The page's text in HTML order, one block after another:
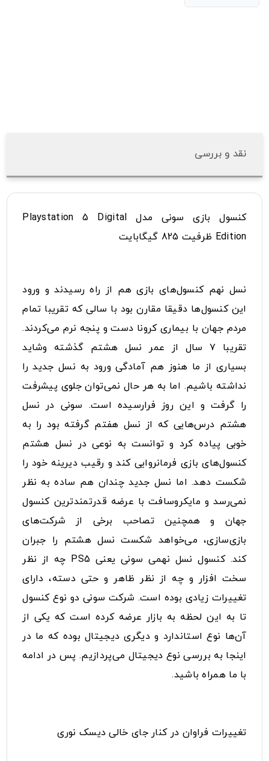
نقد و بررسی
کنسول بازی سونی مدل Playstation 5 Digital
Edition ظرفیت 825 گیگابایت
نسل نهم کنسول‌های بازی هم از راه رسیدند و ورود
این کنسول‌ها دقیقا مقارن بود با سالی که تقریبا تمام
مردم جهان با بیماری کرونا دست و پنجه نرم می‌کردند.
تقریبا ۷ سال از عمر نسل هشتم گذشته وشاید
بسیاری از ما هنوز هم آمادگی ورود به نسل جدید را
نداشته باشیم. اما به هر حال نمی‌توان جلوی پیشرفت
را گرفت و این روز فرارسیده است. سونی در نسل
هشتم درس‌هایی که از نسل هفتم گرفته بود را به
خوبی پیاده کرد و توانست به نوعی در نسل هشتم
کنسول‌های بازی فرمانروایی کند و رقیب دیرینه خود را
شکست دهد. اما نسل جدید چندان هم ساده به نظر
نمی‌رسد و مایکروسافت با عرضه قدرتمندترین کنسول
جهان و همچنین تصاحب برخی از شرکت‌های
بازی‌سازی، می‌خواهد شکست نسل هشتم را جبران
کند. کنسول نسل نهمی سونی یعنی PS5 چه از نظر
سخت افزار و چه از نظر ظاهر و حتی دسته، دارای
تغییرات زیادی بوده است. شرکت سونی دو نوع کنسول
تا به این لحظه به بازار عرضه کرده است که یکی از
آن‌ها نوع استاندارد و دیگری دیجیتال بوده که ما در
اینجا به بررسی نوع دیجیتال می‌پردازیم. پس در ادامه
با ما همراه باشید.
تغییرات فراوان در کنار جای خالی دیسک نوری